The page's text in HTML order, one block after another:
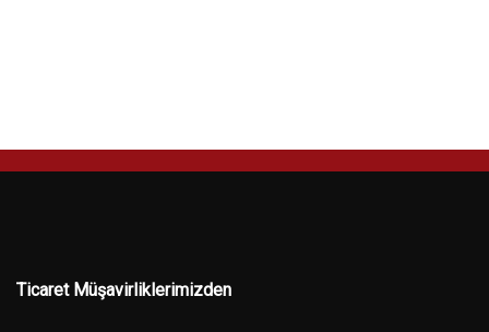
Ticaret Müşavirliklerimizden